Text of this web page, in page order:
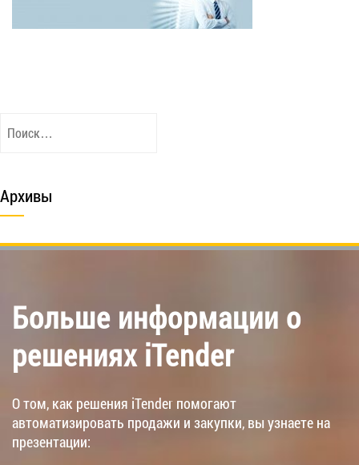
Архивы
Больше информации о
решениях iTender
О том, как решения iTender помогают
автоматизировать продажи и закупки, вы узнаете на
презентации: